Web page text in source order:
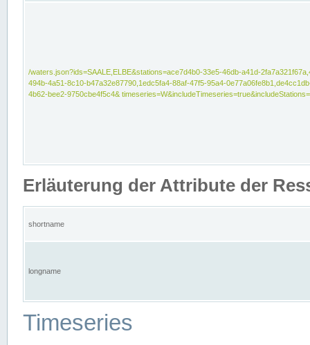
/waters.json?ids=SAALE,ELBE&stations=ace7d4b0-33e5-46db-a41d-
494b-4a51-8c10-b47a32e87790,1edc5fa4-88af-47f5-95a4-
4b62-bee2-9750cbe4f5c4&
Erläuterung der Attribute der
shortname
longname
Timeseries